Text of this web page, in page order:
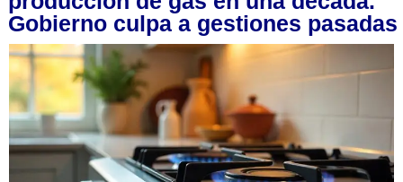
Gobierno culpa a gestiones pasadas